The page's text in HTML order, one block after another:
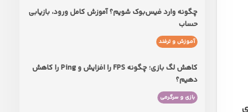
چگونه وارد فیس‌بوک شویم؟ آموزش کامل ورود، بازیابی
حساب
آموزش و ترفند
کاهش لگ بازی؛ چگونه FPS را افزایش و Ping را کاهش
دهیم؟
بازی و سرگرمی